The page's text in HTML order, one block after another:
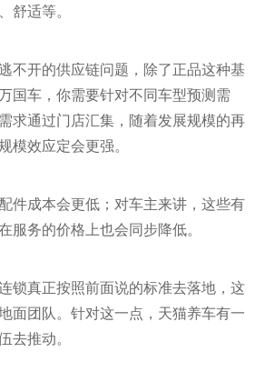
舒适等。
不开的供应链问题，除了正品这种基
国车，你需要针对不同车型预测需
求通过门店汇集，随着发展规模的再
模效应定会更强。
件成本会更低；对车主来讲，这些有
服务的价格上也会同步降低。
锁真正按照前面说的标准去落地，这
面团队。针对这一点，天猫养车有一
去推动。